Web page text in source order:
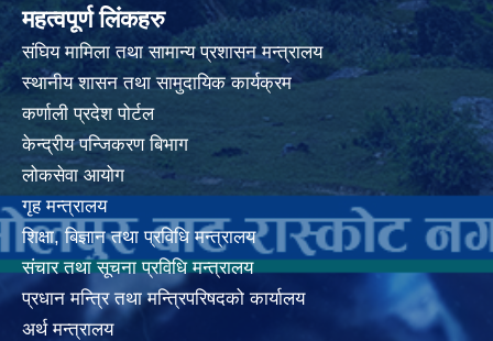
महत्वपूर्ण लिंकहरु
संघिय मामिला तथा सामान्य प्रशासन मन्त्रालय
स्थानीय शासन तथा सामुदायिक कार्यक्रम
कर्णाली प्रदेश पोर्टल
केन्द्रीय पन्जिकरण बिभाग
लोकसेवा आयोग
गृह मन्त्रालय
शिक्षा, बिज्ञान तथा प्रविधि मन्त्रालय
संचार तथा सूचना प्रविधि मन्त्रालय
प्रधान मन्त्रि तथा मन्त्रिपरिषदको कार्यालय
अर्थ मन्त्रालय